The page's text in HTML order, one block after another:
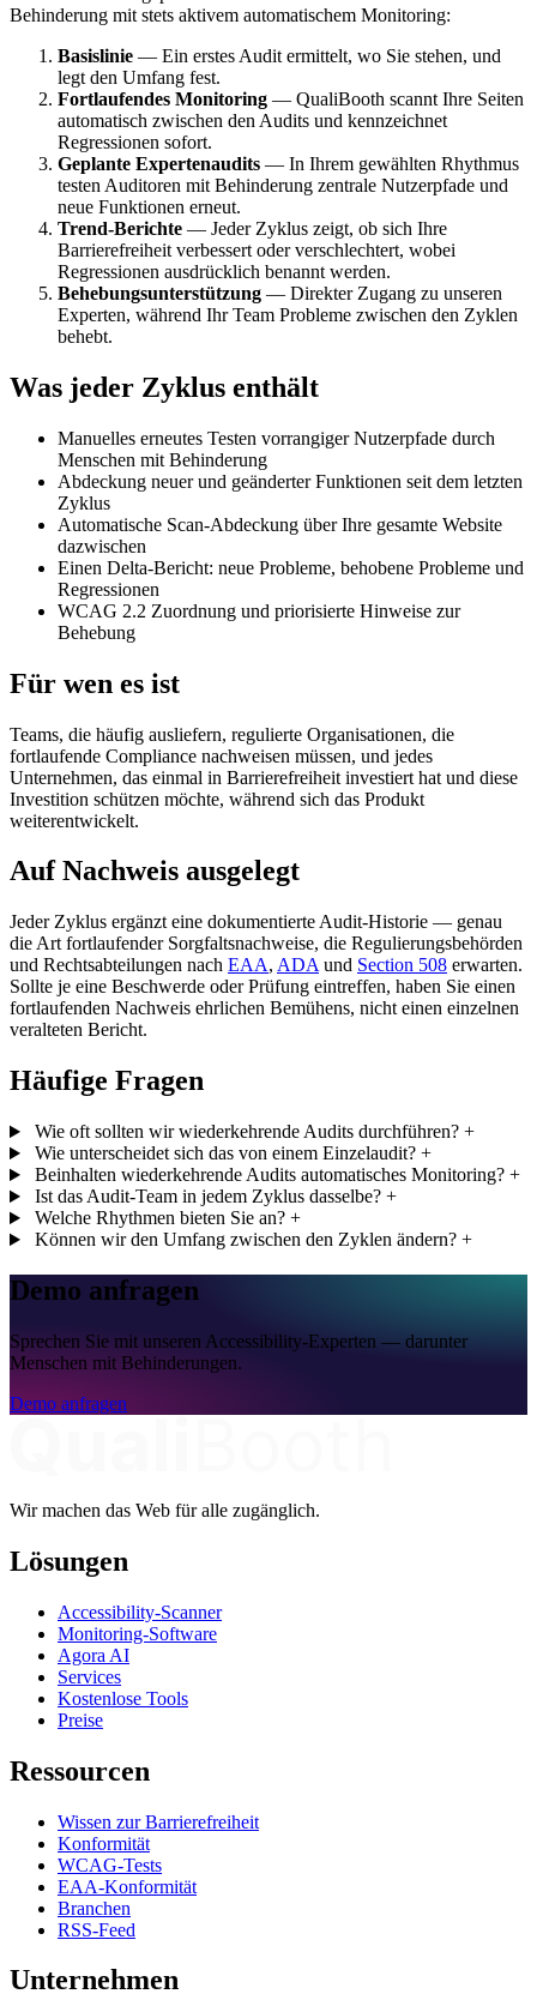
Behinderung mit stets aktivem automatischem Monitoring:
Basislinie — Ein erstes Audit ermittelt, wo Sie stehen, und
legt den Umfang fest.
Fortlaufendes Monitoring — QualiBooth scannt Ihre Seiten
automatisch zwischen den Audits und kennzeichnet
Regressionen sofort.
Geplante Expertenaudits — In Ihrem gewählten Rhythmus
testen Auditoren mit Behinderung zentrale Nutzerpfade und
neue Funktionen erneut.
Trend-Berichte — Jeder Zyklus zeigt, ob sich Ihre
Barrierefreiheit verbessert oder verschlechtert, wobei
Regressionen ausdrücklich benannt werden.
Behebungsunterstützung — Direkter Zugang zu unseren
Experten, während Ihr Team Probleme zwischen den Zyklen
behebt.
Was jeder Zyklus enthält
Manuelles erneutes Testen vorrangiger Nutzerpfade durch
Menschen mit Behinderung
Abdeckung neuer und geänderter Funktionen seit dem letzten
Zyklus
Automatische Scan-Abdeckung über Ihre gesamte Website
dazwischen
Einen Delta-Bericht: neue Probleme, behobene Probleme und
Regressionen
WCAG 2.2 Zuordnung und priorisierte Hinweise zur
Behebung
Für wen es ist
Teams, die häufig ausliefern, regulierte Organisationen, die
fortlaufende Compliance nachweisen müssen, und jedes
Unternehmen, das einmal in Barrierefreiheit investiert hat und diese
Investition schützen möchte, während sich das Produkt
weiterentwickelt.
Auf Nachweis ausgelegt
Jeder Zyklus ergänzt eine dokumentierte Audit-Historie — genau
die Art fortlaufender Sorgfaltsnachweise, die Regulierungsbehörden
und Rechtsabteilungen nach EAA, ADA und Section 508 erwarten.
Sollte je eine Beschwerde oder Prüfung eintreffen, haben Sie einen
fortlaufenden Nachweis ehrlichen Bemühens, nicht einen einzelnen
veralteten Bericht.
Häufige Fragen
Wie oft sollten wir wiederkehrende Audits durchführen? +
Wie unterscheidet sich das von einem Einzelaudit? +
Beinhalten wiederkehrende Audits automatisches Monitoring? +
Ist das Audit-Team in jedem Zyklus dasselbe? +
Welche Rhythmen bieten Sie an? +
Können wir den Umfang zwischen den Zyklen ändern? +
Demo anfragen
Sprechen Sie mit unseren Accessibility-Experten — darunter
Menschen mit Behinderungen.
Demo anfragen
Wir machen das Web für alle zugänglich.
Lösungen
Accessibility-Scanner
Monitoring-Software
Agora AI
Services
Kostenlose Tools
Preise
Ressourcen
Wissen zur Barrierefreiheit
Konformität
WCAG-Tests
EAA-Konformität
Branchen
RSS-Feed
Unternehmen